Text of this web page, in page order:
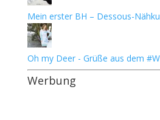
Mein erster BH – Dessous-
Oh my Deer - Grüße aus dem
Werbung